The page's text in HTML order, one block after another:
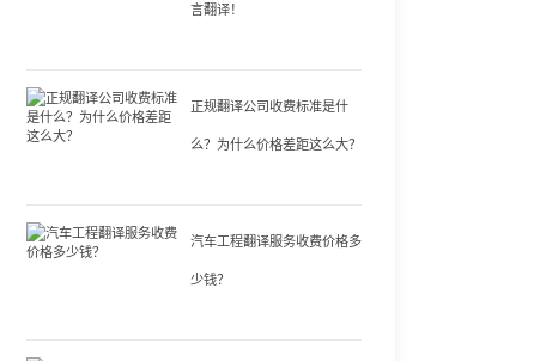
言翻译！
正规翻译公司收费标准是什
么？为什么价格差距这么大？
汽车工程翻译服务收费价格多
少钱？